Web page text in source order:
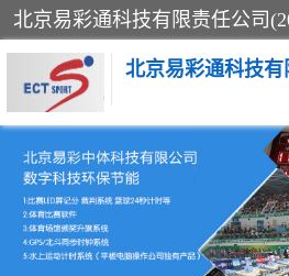
北京易彩通科技有
记分系统
智能颁奖旗系统